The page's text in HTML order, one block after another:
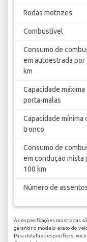
Rodas motrizes
Combustível
Consumo de
em autoestrada por
km
Capacidade máxima
porta-malas
Capacidade mínima
tronco
Consumo de
em condução mista
100 km
Número de
As especificações mostradas
garantir o modelo exato do
Para detalhes específicos,